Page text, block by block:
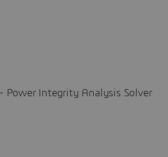
Power Integrity Analysis Solver